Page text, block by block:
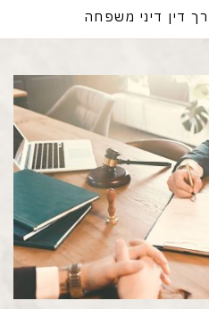
דין דיני משפחה